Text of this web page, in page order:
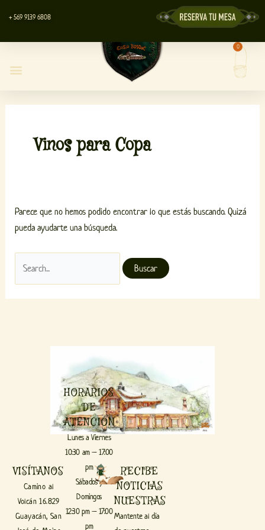
contenido
+ 569 9139 6808
0
Vinos para Copa
Parece que no hemos podido encontrar lo que estás buscando. Quizá
pueda ayudarte una búsqueda.
por:
VISÍTANOS
Camino al
Volcán 16.829
Guayacán, San
HORARIOS
DE
ATENCIÓN
Lunes a Viernes
10:30 am – 17:00
pm
Sábados y
Domingos
12:30 pm – 17:00
pm
RECIBE
NOTICIAS
NUESTRAS
Mantente al día